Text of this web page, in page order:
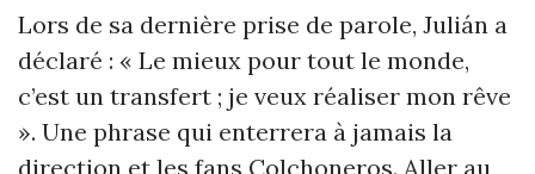
Lors de sa dernière prise de parole, Julián a
déclaré : « Le mieux pour tout le monde,
c’est un transfert ; je veux réaliser mon rêve
». Une phrase qui enterrera à jamais la
direction et les fans Colchoneros. Aller au